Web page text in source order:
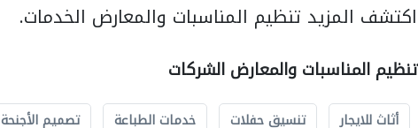
اكتشف المزيد تنظيم المناسبات والمعارض الخدمات.
تنظيم المناسبات والمعارض الشركات
أثاث للايجار تنسيق حفلات خدمات الطباعة تصميم الأجنحة